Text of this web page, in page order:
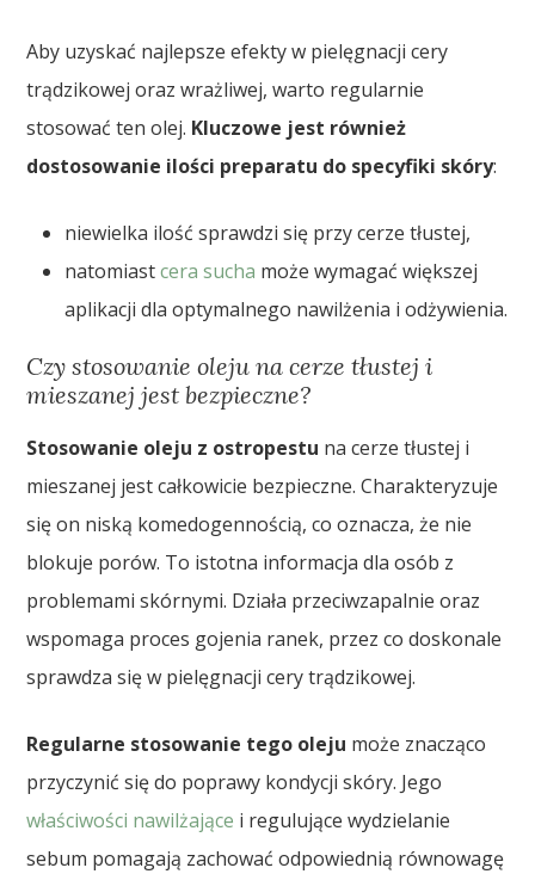
Aby uzyskać najlepsze efekty w pielęgnacji cery
trądzikowej oraz wrażliwej, warto regularnie
stosować ten olej. Kluczowe jest również
dostosowanie ilości preparatu do specyfiki skóry:
niewielka ilość sprawdzi się przy cerze tłustej,
natomiastcera sucha może wymagać większej
aplikacji dla optymalnego nawilżenia i odżywienia.
Czy stosowanie oleju na cerze tłustej i
mieszanej jest bezpieczne?
Stosowanie oleju z ostropestu na cerze tłustej i
mieszanej jest całkowicie bezpieczne. Charakteryzuje
się on niską komedogennością, co oznacza, że nie
blokuje porów. To istotna informacja dla osób z
problemami skórnymi. Działa przeciwzapalnie oraz
wspomaga proces gojenia ranek, przez co doskonale
sprawdza się w pielęgnacji cery trądzikowej.
Regularne stosowanie tego oleju może znacząco
przyczynić się do poprawy kondycji skóry. Jego
właściwości nawilżające i regulujące wydzielanie
sebum pomagają zachować odpowiednią równowagę